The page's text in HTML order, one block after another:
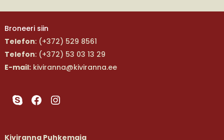
Broneeri siin
Telefon: (+372) 529 8561
Telefon: (+372) 53 03 13 29
E-mail:kiviranna@kiviranna.ee
SkypeFacebook
Instagram
Kiviranna Puhkemaja